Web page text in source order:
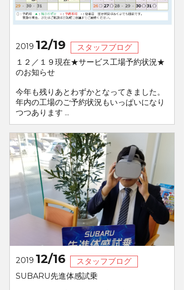
2019 12/19
スタッフブログ
１２／１９現在★サービス工場予約状況★
のお知らせ
今年も残りあとわずかとなってきました。
年内の工場のご予約状況もいっぱいになり
つつあります ...
2019 12/16
スタッフブログ
SUBARU先進体感試乗